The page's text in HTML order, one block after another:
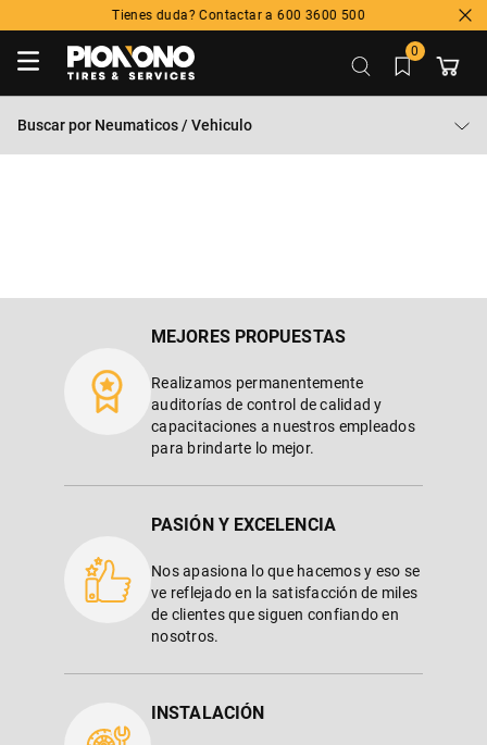
Tienes duda? Contactar a 600 3600 500
0
Buscar por Neumaticos / Vehiculo
MEJORES PROPUESTAS
Realizamos permanentemente
auditorías de control de calidad y
capacitaciones a nuestros empleados
para brindarte lo mejor.
PASIÓN Y EXCELENCIA
Nos apasiona lo que hacemos y eso se
ve reflejado en la satisfacción de miles
de clientes que siguen confiando en
nosotros.
INSTALACIÓN